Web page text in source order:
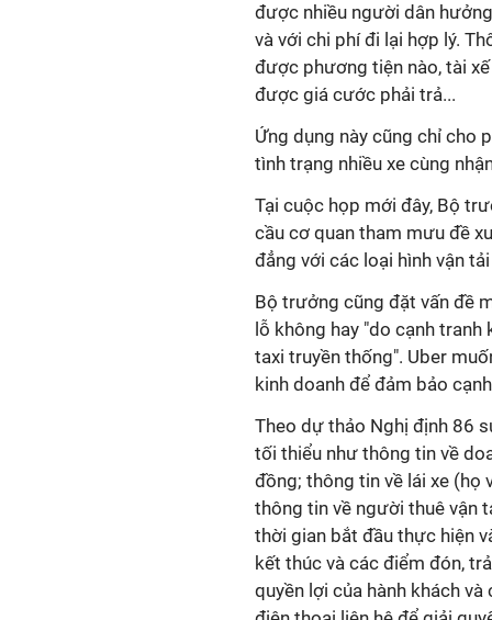
được nhiều người dân
và với chi phí đi lại hợp lý.
được phương tiện nào, tài
được giá cước phải trả...
Ứng dụng này cũng chỉ cho
tình trạng nhiều xe cùng
Tại cuộc họp mới đây, Bộ
cầu cơ quan tham mưu đề
đẳng với các loại hình vận
Bộ trưởng cũng đặt vấn đề
lỗ không hay "do cạnh
taxi truyền thống". Uber
kinh doanh để đảm bảo
Theo dự thảo Nghị định 86
tối thiểu như thông tin về
đồng; thông tin về lái xe (họ
thông tin về người thuê vận
thời gian bắt đầu thực hiện
kết thúc và các điểm đón,
quyền lợi của hành khách